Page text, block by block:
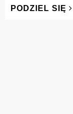
PODZIEL SIĘ